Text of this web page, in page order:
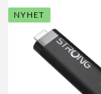
NYHET